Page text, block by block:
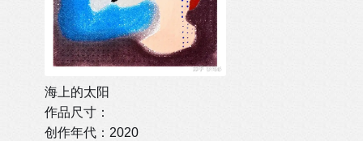
海上的太阳
作品尺寸：
创作年代：2020